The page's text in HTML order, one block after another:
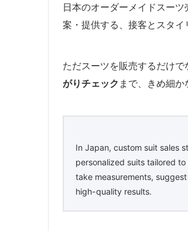
日本のオーダーメイドスー
案・提供する、接客とスタイ
ただスーツを販売するだけで
がりチェック まで、きめ細か
In Japan, custom suit sales
personalized suits tailored
take measurements,
high-quality results.